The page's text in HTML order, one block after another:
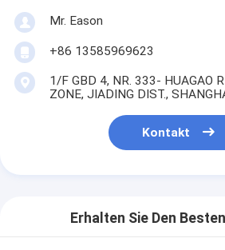
Mr. Eason
+86 13585969623
1/F GBD 4, NR. 333- HUAGAO
ZONE, JIADING DIST.,
Kontakt
Erhalten Sie Den